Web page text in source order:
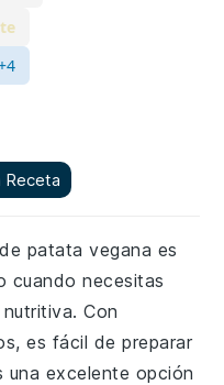
Receta
patata vegana es
cuando necesitas
Con
es fácil de preparar
una excelente opción